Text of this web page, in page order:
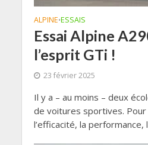
ALPINE•ESSAIS
Essai Alpine
l’esprit GTi !
23 février 2025
Il y a – au moins – deux
de voitures sportives. Pour
l’efficacité, la performance,